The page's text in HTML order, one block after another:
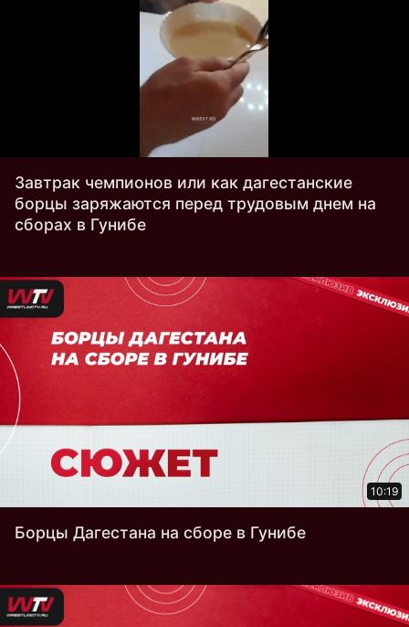
Завтрак чемпионов или как дагестанские
борцы заряжаются перед трудовым днем на
сборах в Гунибе
10:19
Борцы Дагестана на сборе в Гунибе